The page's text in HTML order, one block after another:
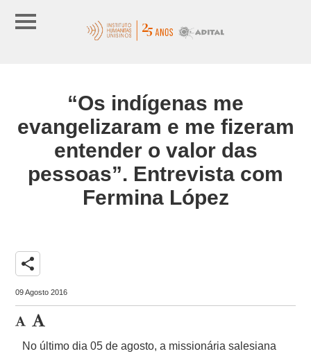
“Os indígenas me
evangelizaram e me fizeram
entender o valor das
pessoas”. Entrevista com
Fermina López
share
09 Agosto 2016
No último dia 05 de agosto, a missionária salesiana